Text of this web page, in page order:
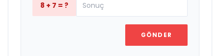
8 + 7 = ?
GÖNDER